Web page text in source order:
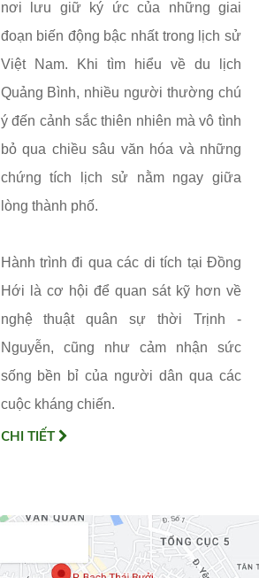
nơi lưu giữ ký ức của những giai
đoạn biến động bậc nhất trong lịch sử
Việt Nam. Khi tìm hiểu về du lịch
Quảng Bình, nhiều người thường chú
ý đến cảnh sắc thiên nhiên mà vô tình
bỏ qua chiều sâu văn hóa và những
chứng tích lịch sử nằm ngay giữa
lòng thành phố.
Hành trình đi qua các di tích tại Đồng
Hới là cơ hội để quan sát kỹ hơn về
nghệ thuật quân sự thời Trịnh -
Nguyễn, cũng như cảm nhận sức
sống bền bỉ của người dân qua các
cuộc kháng chiến.
CHI TIẾT